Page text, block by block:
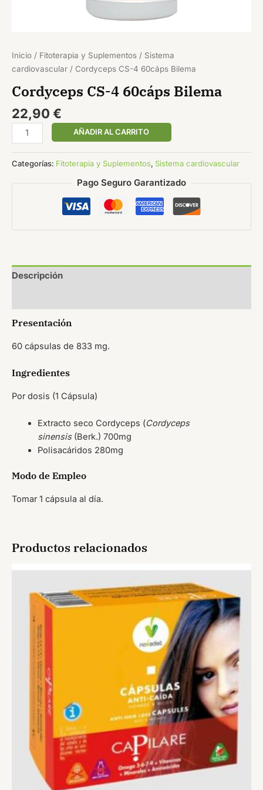
Inicio / Fitoterapia y Suplementos / Sistema
cardiovascular / Cordyceps CS-4 60cáps Bilema
Cordyceps CS-4 60cáps Bilema
22,90 €
AÑADIR AL CARRITO
Categorías: Fitoterapia y Suplementos, Sistema cardiovascular
Pago Seguro Garantizado
Descripción
Presentación
60 cápsulas de 833 mg.
Ingredientes
Por dosis (1 Cápsula)
Extracto seco Cordyceps (Cordyceps
sinensis(Berk.) 700mg
Polisacáridos 280mg
Modo de Empleo
Tomar 1 cápsula al día.
Productos relacionados